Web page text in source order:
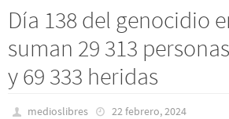
Día 138 del genocidio
suman 29 313
y 69 333 heridas
medioslibres
22 febrero, 2024